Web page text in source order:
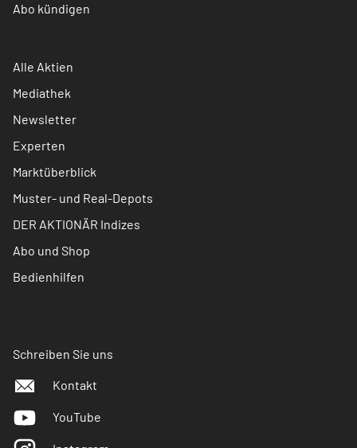
Abo kündigen
Alle Aktien
Mediathek
Newsletter
Experten
Marktüberblick
Muster- und Real-Depots
DER AKTIONÄR Indizes
Abo und Shop
Bedienhilfen
Schreiben Sie uns
Kontakt
YouTube